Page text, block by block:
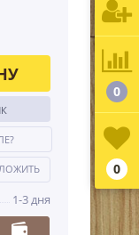
1-3 дня
0
0